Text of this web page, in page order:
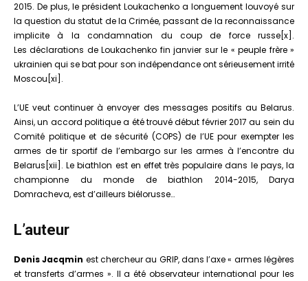
2015. De plus, le président Loukachenko a longuement louvoyé sur
la question du statut de la Crimée, passant de la reconnaissance
implicite à la condamnation du coup de force russe[x].
Les déclarations de Loukachenko fin janvier sur le « peuple frère »
ukrainien qui se bat pour son indépendance ont sérieusement irrité
Moscou[xi].
L’UE veut continuer à envoyer des messages positifs au Belarus.
Ainsi, un accord politique a été trouvé début février 2017 au sein du
Comité politique et de sécurité (COPS) de l’UE pour exempter les
armes de tir sportif de l’embargo sur les armes à l’encontre du
Belarus[xii]. Le biathlon est en effet très populaire dans le pays, la
championne du monde de biathlon 2014-2015, Darya
Domracheva, est d’ailleurs biélorusse…
L’auteur
Denis Jacqmin est chercheur au GRIP, dans l’axe « armes légères
et transferts d’armes ». Il a été observateur international pour les